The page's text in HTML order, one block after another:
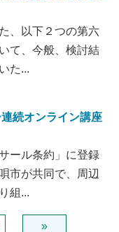
、以下２つの第六
て、今般、検討結
た...
続オンライン講座
ール条約」に登録
市が共同で、周辺
組...
»